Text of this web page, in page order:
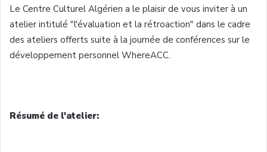
Le Centre Culturel Algérien a le plaisir de vous inviter à un
atelier intitulé "l'évaluation et la rétroaction" dans le cadre
des ateliers offerts suite à la journée de conférences sur le
développement personnel WhereACC.
Résumé de l'atelier: